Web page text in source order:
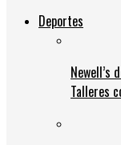
Deportes
Newell’s
Talleres